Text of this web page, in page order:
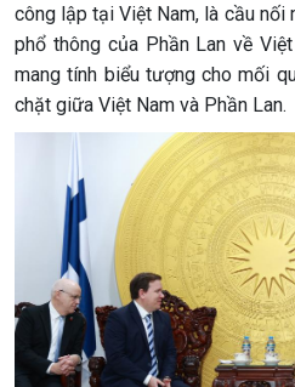
công lập tại Việt Nam, là cầu nối
phổ thông của Phần Lan về
mang tính biểu tượng cho mối
chặt giữa Việt Nam và Phần Lan.